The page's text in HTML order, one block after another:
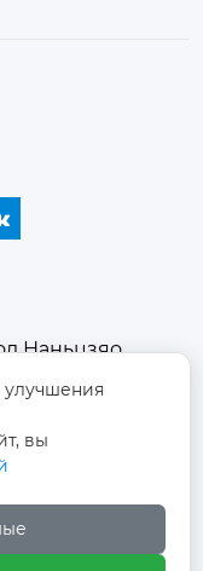
Наньцзяо,
провинция
вы